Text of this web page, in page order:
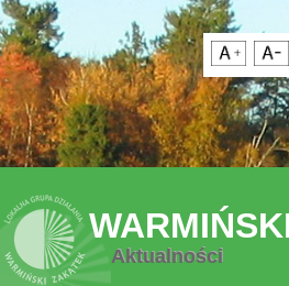
Aktualności